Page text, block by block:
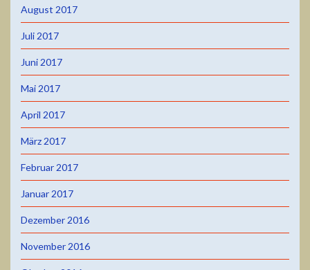
August 2017
Juli 2017
Juni 2017
Mai 2017
April 2017
März 2017
Februar 2017
Januar 2017
Dezember 2016
November 2016